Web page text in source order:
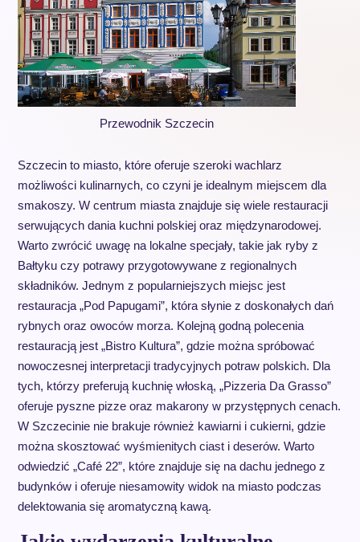
Przewodnik Szczecin
Szczecin to miasto, które oferuje szeroki wachlarz
możliwości kulinarnych, co czyni je idealnym miejscem dla
smakoszy. W centrum miasta znajduje się wiele restauracji
serwujących dania kuchni polskiej oraz międzynarodowej.
Warto zwrócić uwagę na lokalne specjały, takie jak ryby z
Bałtyku czy potrawy przygotowywane z regionalnych
składników. Jednym z popularniejszych miejsc jest
restauracja „Pod Papugami”, która słynie z doskonałych dań
rybnych oraz owoców morza. Kolejną godną polecenia
restauracją jest „Bistro Kultura”, gdzie można spróbować
nowoczesnej interpretacji tradycyjnych potraw polskich. Dla
tych, którzy preferują kuchnię włoską, „Pizzeria Da Grasso”
oferuje pyszne pizze oraz makarony w przystępnych cenach.
W Szczecinie nie brakuje również kawiarni i cukierni, gdzie
można skosztować wyśmienitych ciast i deserów. Warto
odwiedzić „Café 22”, które znajduje się na dachu jednego z
budynków i oferuje niesamowity widok na miasto podczas
delektowania się aromatyczną kawą.